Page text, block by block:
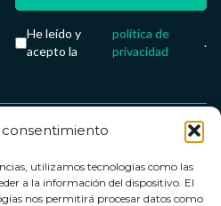
consentimiento
utilizamos tecnologías como las
a la información del dispositivo. El
nos permitirá procesar datos como
He leído y
acepto la
política de
privacidad
.
Farmacenter
digital, S.L
de pago